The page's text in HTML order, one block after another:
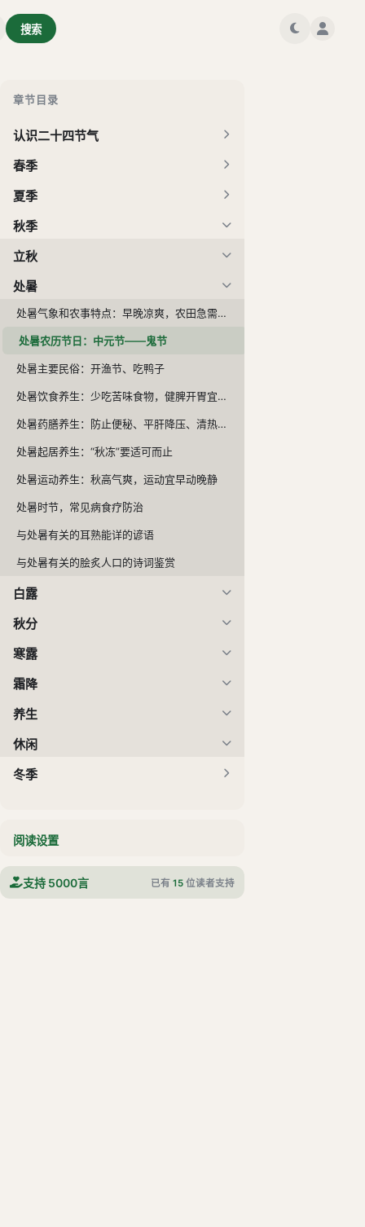
搜索
章节目录
认识二十四节气
春季
夏季
秋季
立秋
处暑
处暑气象和农事特点：早晚凉爽，农田急需蓄水、保墒
处暑农历节日：中元节——鬼节
处暑主要民俗：开渔节、吃鸭子
处暑饮食养生：少吃苦味食物，健脾开胃宜吃黄鱼
处暑药膳养生：防止便秘、平肝降压、清热生津
处暑起居养生：“秋冻”要适可而止
处暑运动养生：秋高气爽，运动宜早动晚静
处暑时节，常见病食疗防治
与处暑有关的耳熟能详的谚语
与处暑有关的脍炙人口的诗词鉴赏
白露
秋分
寒露
霜降
养生
休闲
冬季
阅读设置
支持 5000言 已有 15 位读者支持